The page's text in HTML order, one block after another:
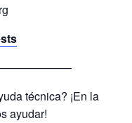
técnica? ¡En la
ayudar!